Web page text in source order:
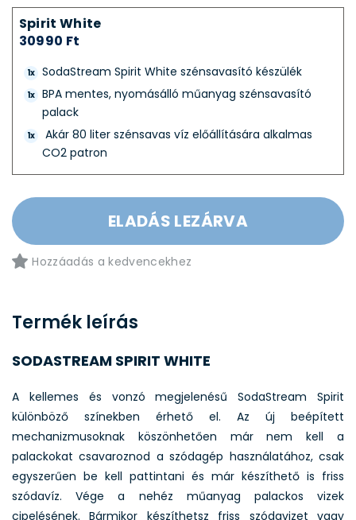
Spirit White
30990 Ft
1x SodaStream Spirit White szénsavasító készülék
1x BPA mentes, nyomásálló műanyag szénsavasító
palack
1x
Akár 80 liter szénsavas víz előállítására alkalmas
CO2 patron
ELADÁS LEZÁRVA
Hozzáadás a kedvencekhez
Termék leírás
SODASTREAM SPIRIT WHITE
A kellemes és vonzó megjelenésű SodaStream Spirit
különböző színekben érhető el. Az új beépített
mechanizmusoknak köszönhetően már nem kell a
palackokat csavaroznod a szódagép használatához, csak
egyszerűen be kell pattintani és már készíthető is friss
szódavíz. Vége a nehéz műanyag palackos vizek
cipelésének. Bármikor készíthetsz friss szódavizet vagy